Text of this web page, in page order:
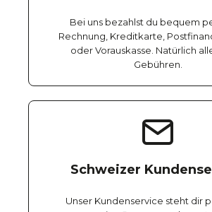
Bei uns bezahlst du bequem
Rechnung, Kreditkarte,
oder Vorauskasse. Natürlich
Gebühren.
Schweizer
Unser Kundenservice steht dir